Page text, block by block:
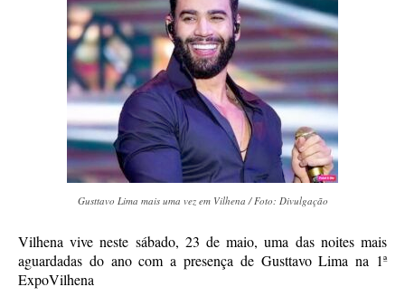
Gusttavo Lima mais uma vez em Vilhena / Foto: Divulgação
Vilhena vive neste sábado, 23 de maio, uma das noites mais
aguardadas do ano com a presença de Gusttavo Lima na 1ª
ExpoVilhena